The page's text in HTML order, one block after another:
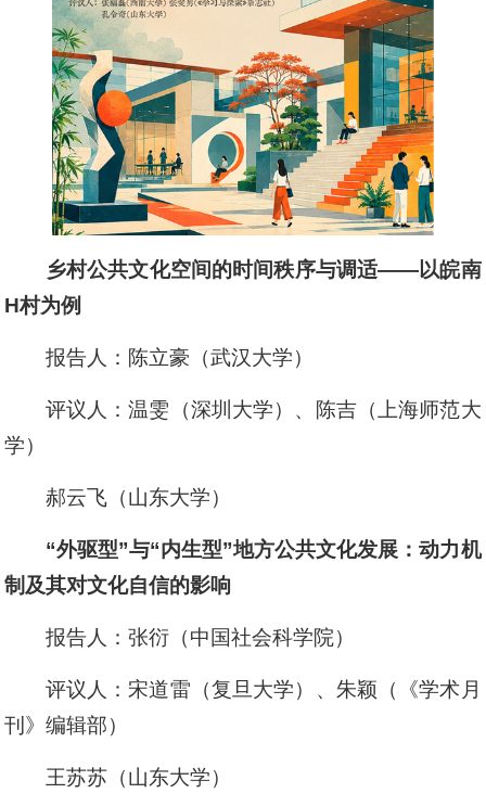
乡村公共文化空间的时间秩序与调适——以皖南
H村为例
报告人：陈立豪（武汉大学）
评议人：温雯（深圳大学）、陈吉（上海师范大
学）
郝云飞（山东大学）
“外驱型”与“内生型”地方公共文化发展：动力机
制及其对文化自信的影响
报告人：张衍（中国社会科学院）
评议人：宋道雷（复旦大学）、朱颖（《学术月
刊》编辑部）
王苏苏（山东大学）